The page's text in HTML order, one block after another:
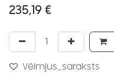
235,19 €
Vēlmjus_saraksts